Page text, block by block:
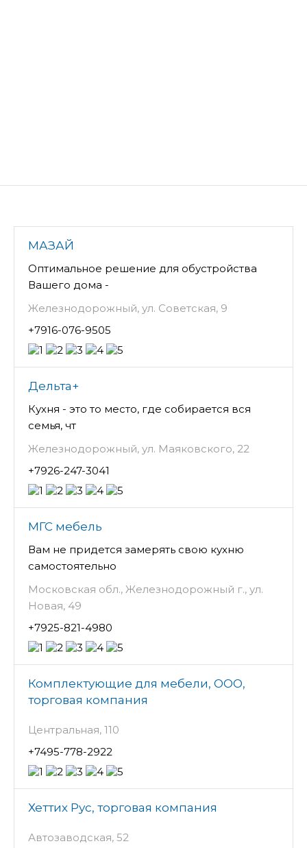
МАЗАЙ
Оптимальное решение для обустройства
Вашего дома -
Железнодорожный, ул. Советская, 9
+7916-076-9505
Дельта+
Кухня - это то место, где собирается вся
семья, чт
Железнодорожный, ул. Маяковского, 22
+7926-247-3041
МГС мебель
Вам не придется замерять свою кухню
самостоятельно
Московская обл., Железнодорожный г., ул.
Новая, 49
+7925-821-4980
Комплектующие для мебели, ООО,
торговая компания
Центральная, 110
+7495-778-2922
Хеттих Рус, торговая компания
Автозаводская, 52